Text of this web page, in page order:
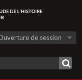
de session